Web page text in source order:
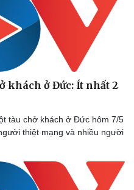
khách ở Đức: Ít nhất 2
tàu chở khách ở Đức hôm 7/5
thiệt mạng và nhiều người